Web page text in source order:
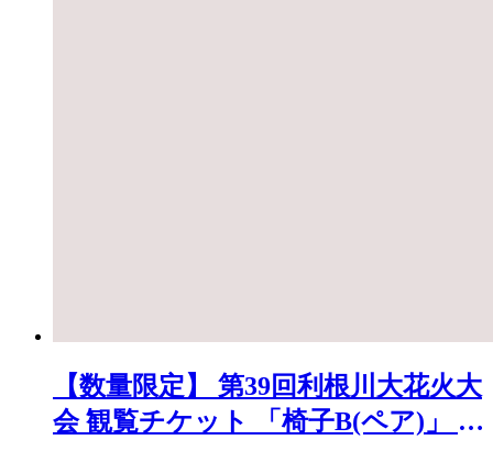
【数量限定】 第39回利根川大花火大
会 観覧チケット 「椅子B(ペア)」 ※